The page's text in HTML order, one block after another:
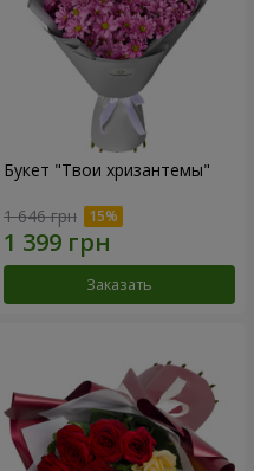
Букет "Твои хризантемы"
1 646 грн
Заказать